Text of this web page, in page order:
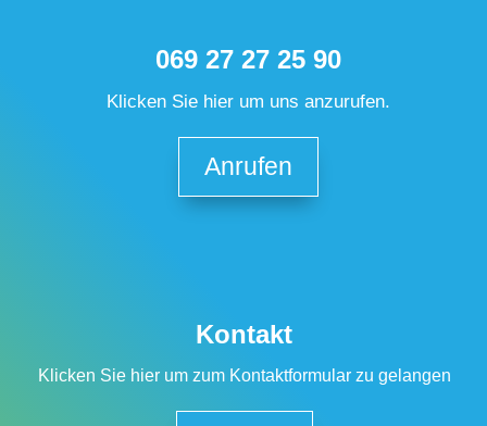
069 27 27 25 90
Klicken Sie hier um uns anzurufen.
Anrufen
Kontakt
Klicken Sie hier um zum Kontaktformular zu gelangen